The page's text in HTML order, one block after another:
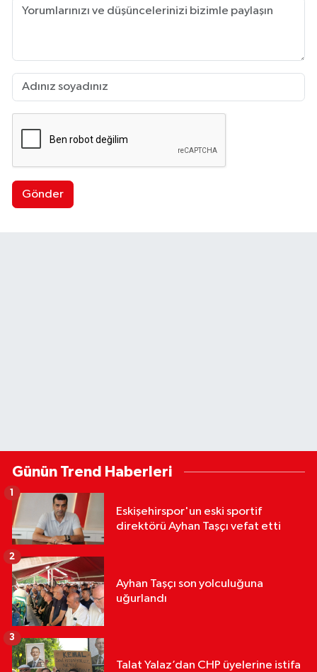
Gönder
Günün Trend Haberleri
Eskişehirspor'un eski sportif
direktörü Ayhan Taşçı vefat etti
1
Ayhan Taşçı son yolculuğuna
uğurlandı
2
Talat Yalaz’dan CHP üyelerine istifa
3